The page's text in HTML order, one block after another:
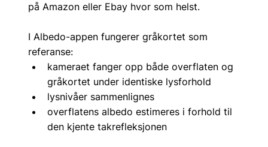
på Amazon eller Ebay hvor som helst.
I Albedo-appen fungerer gråkortet som
referanse:
kameraet fanger opp både overflaten og
gråkortet under identiske lysforhold
lysnivåer sammenlignes
overflatens albedo estimeres i forhold til
den kjente takrefleksjonen